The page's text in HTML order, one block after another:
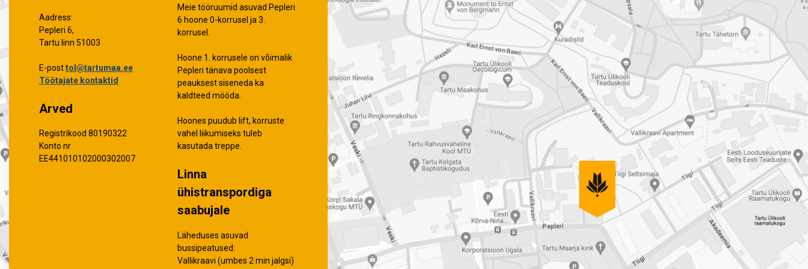
Aadress:
Pepleri 6,
Tartu linn 51003
E-posttol@tartumaa.ee
Töötajate kontaktid
Arved
Registrikood 80190322
Konto nr
EE441010102000302007
Meie tööruumid asuvad Pepleri
6 hoone 0-korrusel ja 3.
korrusel.
Hoone 1. korrusele on võimalik
Pepleri tänava poolsest
peauksest siseneda ka
kaldteed mööda.
Hoones puudub lift, korruste
vahel liikumiseks tuleb
kasutada treppe.
Linna
ühistranspordiga
saabujale
Läheduses asuvad
bussipeatused:
Vallikraavi (umbes 2 min jalgsi)